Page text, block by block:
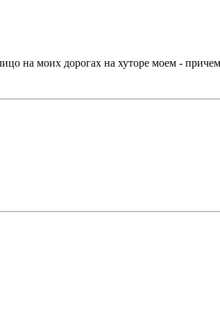
на моих дорогах на хуторе моем -